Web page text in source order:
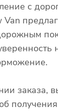
с
Van
заказа,